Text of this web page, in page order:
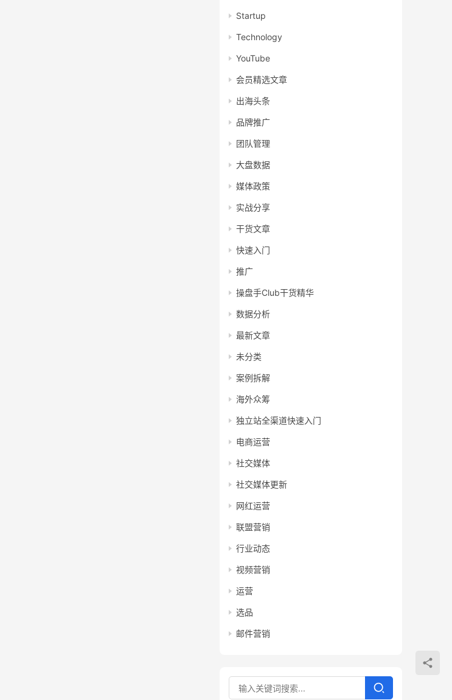
Startup
Technology
YouTube
会员精选文章
出海头条
品牌推广
团队管理
大盘数据
媒体政策
实战分享
干货文章
快速入门
推广
操盘手Club干货精华
数据分析
最新文章
未分类
案例拆解
海外众筹
独立站全渠道快速入门
电商运营
社交媒体
社交媒体更新
网红运营
联盟营销
行业动态
视频营销
运营
选品
邮件营销